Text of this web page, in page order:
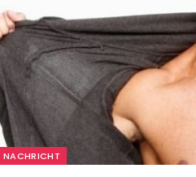
NACHRICHT